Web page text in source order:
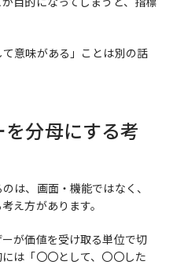
て意味がある」ことは別の話
分母にする考
は、画面・機能ではなく、
え方があります。
が価値を受け取る単位で切
は「〇〇として、〇〇した